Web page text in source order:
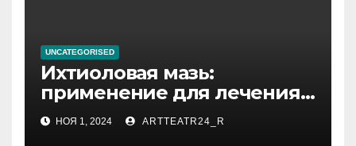
UNCATEGORISED
Ихтиоловая мазь:
применение для лечения
фурункулов
НОЯ 1, 2024 ARTTEATR24_R